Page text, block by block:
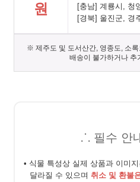
원
[충남] 계룡시, 청
[경북] 울진군, 경
※ 제주도 및 도서산간, 영종도, 소
배송이 불가하거나 추
⸫ 필수 안
• 식물 특성상 실제 상품과 이미
달라질 수 있으며 취소 및 환불